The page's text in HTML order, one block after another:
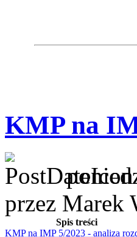
KMP na
przez Marek
Spis treści
KMP na IMP 5/2023 - analiza